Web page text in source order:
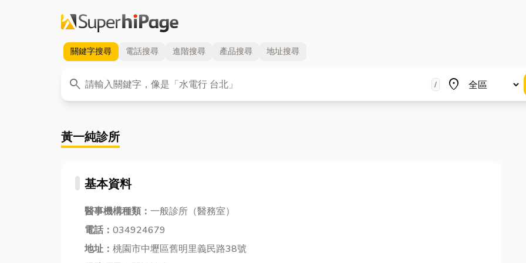
關鍵字搜尋 電話搜尋 進階搜尋 產品搜尋 地址搜尋
search
關鍵字 / place
地區
黃一純診所
基本資料
醫事機構種類： 一般診所（醫務室）
電話： 034924679
地址： 桃園市中壢區舊明里義民路38號